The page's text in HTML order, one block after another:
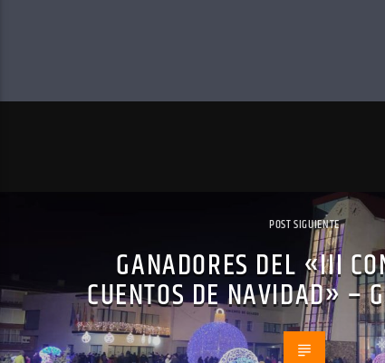
POST SIGUIENTE
GANADORES DEL «III
CUENTOS DE NAVIDAD» –